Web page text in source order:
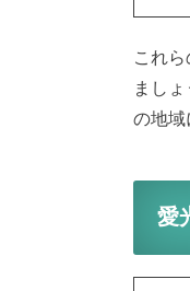
これ
まし
の地域
愛